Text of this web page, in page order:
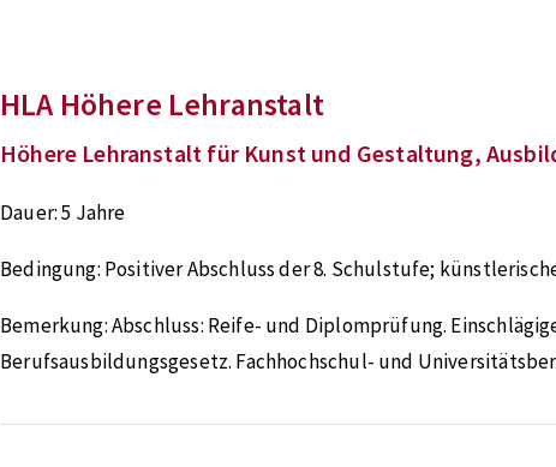
HLA Höhere Lehranstalt
Höhere Lehranstalt für Kunst und Gestaltung,
Dauer:5 Jahre
Bedingung: Positiver Abschluss der 8. Schulstufe;
Bemerkung:Abschluss: Reife- und Diplomprüfung.
Berufsausbildungsgesetz. Fachhochschul- und